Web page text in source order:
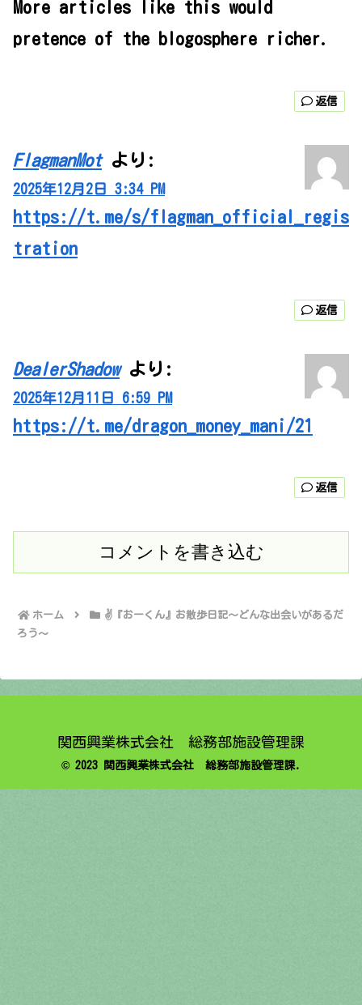
More articles like this would
pretence of the blogosphere richer.
返信
FlagmanMot より:
2025年12月2日 3:34 PM
https://t.me/s/flagman_official_regis
tration
返信
DealerShadow より:
2025年12月11日 6:59 PM
https://t.me/dragon_money_mani/21
返信
コメントを書き込む
ホーム
✌️『おーくん』お散歩日記〜どんな出会いがあるだ
ろう〜
関西興業株式会社 総務部施設管理課
© 2023 関西興業株式会社 総務部施設管理課.